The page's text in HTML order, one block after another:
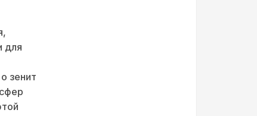
для
зенит